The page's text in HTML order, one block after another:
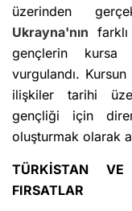
üzerinden
Ukrayna'nın
gençlerin kursa
vurgulandı.
ilişkiler tarihi
gençliği için
oluşturmak olarak
TÜRKİSTAN
FIRSATLAR